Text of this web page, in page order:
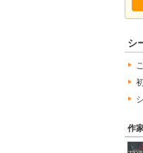
シ
作